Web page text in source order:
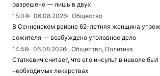
разрешено — лишь в двух
15:04
06.08.2026
Общество
В Сенненском районе 62-летняя женщина
сожителя — возбуждено уголовное дело
14:56
06.08.2026
Общество, Политика
Статкевич считает, что его инсульт в неволе
необходимых лекарствах